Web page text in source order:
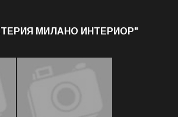
МИЛАНО ИНТЕРИОР"